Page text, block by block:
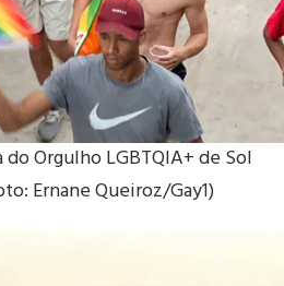
Orgulho LGBTQIA+ de Sol
Ernane Queiroz/Gay1)